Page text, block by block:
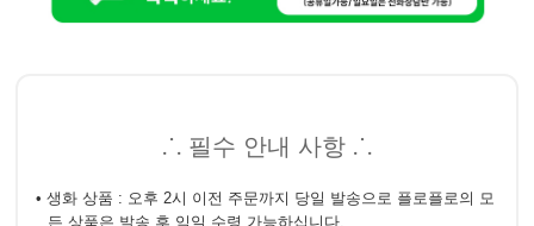
⸫ 필수 안내 사항 ⸫
• 생화 상품 : 오후 2시 이전 주문까지 당일 발송으로 플로플로의 모
든 상품은 발송 후 익일 수령 가능하십니다.